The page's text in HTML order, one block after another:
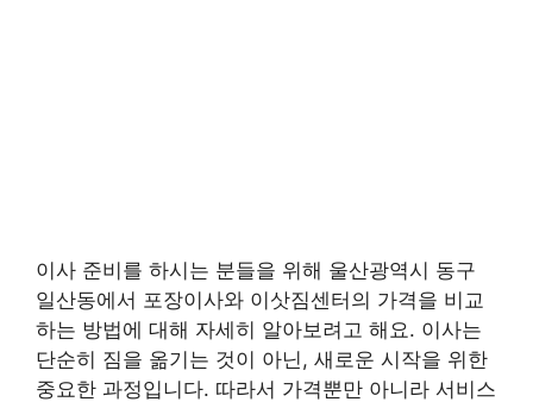
이사 준비를 하시는 분들을 위해 울산광역시 동구
일산동에서 포장이사와 이삿짐센터의 가격을 비교
하는 방법에 대해 자세히 알아보려고 해요. 이사는
단순히 짐을 옮기는 것이 아닌, 새로운 시작을 위한
중요한 과정입니다. 따라서 가격뿐만 아니라 서비스